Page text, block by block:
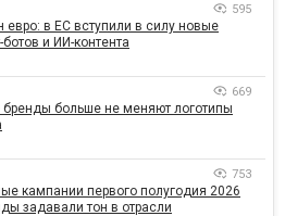
595
в ЕС вступили в силу новые
и ИИ-контента
669
больше не меняют логотипы
753
кампании первого полугодия 2026
задавали тон в отрасли